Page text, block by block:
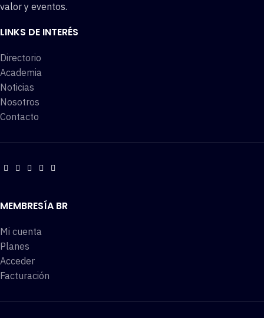
valor y eventos.
LINKS DE INTERÉS
Directorio
Academia
Noticias
Nosotros
Contacto
MEMBRESÍA BR
Mi cuenta
Planes
Acceder
Facturación